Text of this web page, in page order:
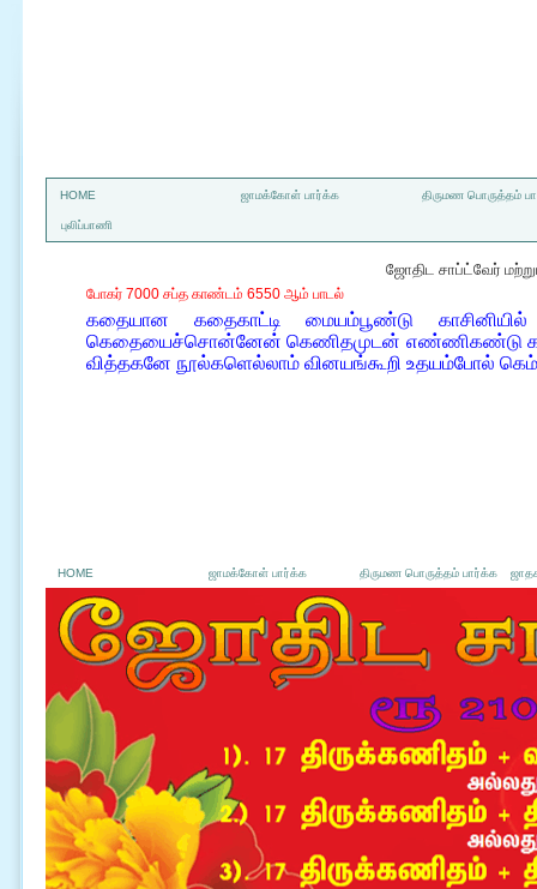
HOME ஜாமக்கோள் பார்க்க திருமண பொருத்தம்
புலிப்பாணி
ஜோதிட சாப்ட்வேர்
போகர் 7000 சப்த காண்டம் 6550 ஆம் பாடல்
கதையான கதைகாட்டி மையம்பூண்டு
கெதையைச்சொன்னேன் கெணிதமுடன் எண்ணிகண்டு
வித்தகனே நூல்களெல்லாம் வினயங்கூறி உதயம்போல்
HOME ஜாமக்கோள் பார்க்க திருமண பொருத்தம் பார்க்க